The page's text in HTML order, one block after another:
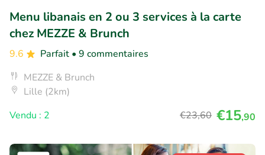
Menu libanais en 2 ou 3 services à la carte
chez MEZZE & Brunch
9.6 Parfait • 9 commentaires
MEZZE & Brunch
Lille (2km)
Vendu : 2
€23,60 €15,90